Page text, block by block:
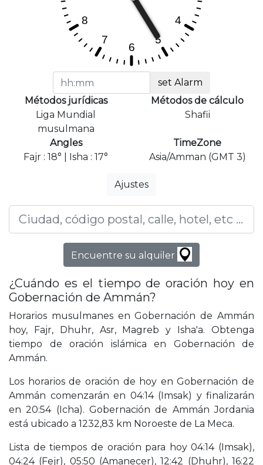
set Alarm
Métodos jurídicas
Liga Mundial
musulmana
Métodos de cálculo
Shafii
Angles
Fajr : 18° | Isha : 17°
TimeZone
Asia/Amman (GMT 3)
Ajustes
Encuentre su alquiler
¿Cuándo es el tiempo de oración hoy en
Gobernación de Ammán?
Horarios musulmanes en Gobernación de Ammán
hoy, Fajr, Dhuhr, Asr, Magreb y Isha'a. Obtenga
tiempo de oración islámica en Gobernación de
Ammán.
Los horarios de oración de hoy en Gobernación de
Ammán comenzarán en 04:14 (Imsak) y finalizarán
en 20:54 (Icha). Gobernación de Ammán Jordania
está ubicado a 1232,83 km Noroeste de La Meca.
Lista de tiempos de oración para hoy 04:14 (Imsak),
04:24 (Fejr), 05:50 (Amanecer), 12:42 (Dhuhr), 16:22